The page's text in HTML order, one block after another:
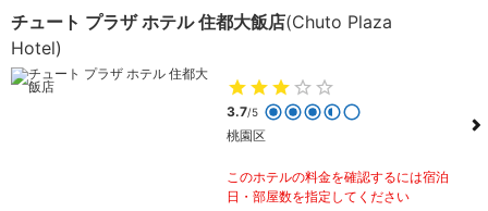
チュート プラザ ホテル 住都大飯店(Chuto Plaza
Hotel)
3.7/5
桃園区
このホテルの料金を確認するには宿泊
日・部屋数を指定してください